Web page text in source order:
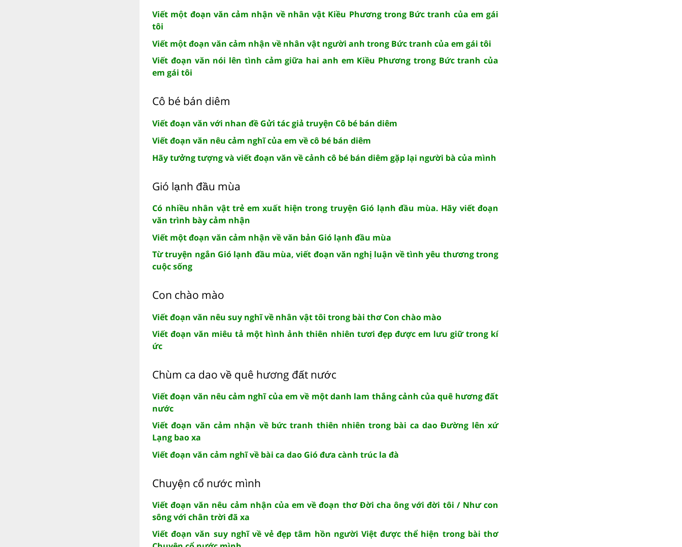
Viết một đoạn văn cảm nhận về nhân vật Kiều Phương trong Bức tranh của em gái
tôi
Viết một đoạn văn cảm nhận về nhân vật người anh trong Bức tranh của em gái tôi
Viết đoạn văn nói lên tình cảm giữa hai anh em Kiều Phương trong Bức tranh của
em gái tôi
Cô bé bán diêm
Viết đoạn văn với nhan đề Gửi tác giả truyện Cô bé bán diêm
Viết đoạn văn nêu cảm nghĩ của em về cô bé bán diêm
Hãy tưởng tượng và viết đoạn văn về cảnh cô bé bán diêm gặp lại người bà của mình
Gió lạnh đầu mùa
Có nhiều nhân vật trẻ em xuất hiện trong truyện Gió lạnh đầu mùa. Hãy viết đoạn
văn trình bày cảm nhận
Viết một đoạn văn cảm nhận về văn bản Gió lạnh đầu mùa
Từ truyện ngắn Gió lạnh đầu mùa, viết đoạn văn nghị luận về tình yêu thương trong
cuộc sống
Con chào mào
Viết đoạn văn nêu suy nghĩ về nhân vật tôi trong bài thơ Con chào mào
Viết đoạn văn miêu tả một hình ảnh thiên nhiên tươi đẹp được em lưu giữ trong kí
ức
Chùm ca dao về quê hương đất nước
Viết đoạn văn nêu cảm nghĩ của em về một danh lam thắng cảnh của quê hương đất
nước
Viết đoạn văn cảm nhận về bức tranh thiên nhiên trong bài ca dao Đường lên xứ
Lạng bao xa
Viết đoạn văn cảm nghĩ về bài ca dao Gió đưa cành trúc la đà
Chuyện cổ nước mình
Viết đoạn văn nêu cảm nhận của em về đoạn thơ Đời cha ông với đời tôi / Như con
sông với chân trời đã xa
Viết đoạn văn suy nghĩ về vẻ đẹp tâm hồn người Việt được thể hiện trong bài thơ